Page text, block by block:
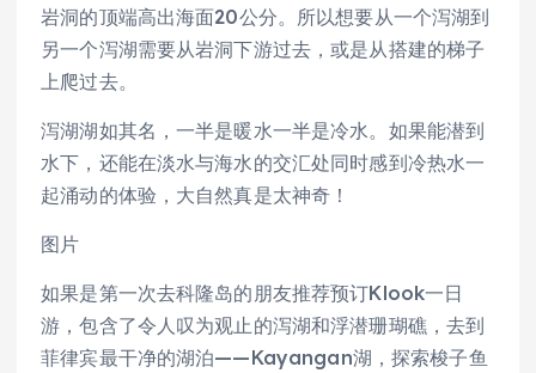
岩洞的顶端高出海面20公分。所以想要从一个泻湖到
另一个泻湖需要从岩洞下游过去，或是从搭建的梯子
上爬过去。
泻湖湖如其名，一半是暖水一半是冷水。如果能潜到
水下，还能在淡水与海水的交汇处同时感到冷热水一
起涌动的体验，大自然真是太神奇！
图片
如果是第一次去科隆岛的朋友推荐预订Klook一日
游，包含了令人叹为观止的泻湖和浮潜珊瑚礁，去到
菲律宾最干净的湖泊——Kayangan湖，探索梭子鱼